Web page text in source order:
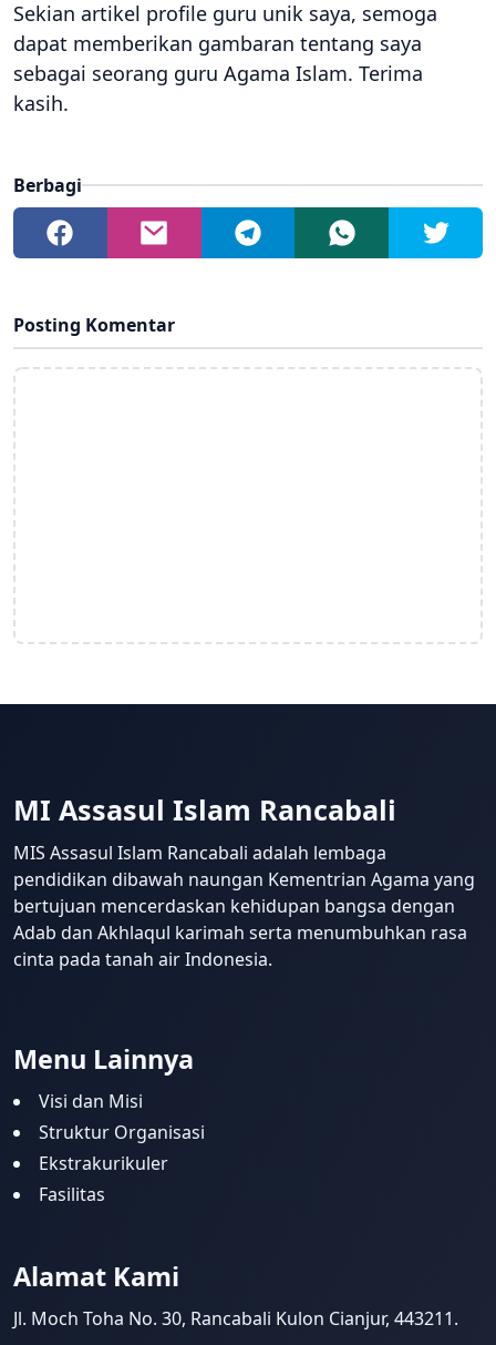
Sekian artikel profile guru unik saya, semoga
dapat memberikan gambaran tentang saya
sebagai seorang guru Agama Islam. Terima
kasih.
Berbagi
Posting Komentar
MI Assasul Islam Rancabali
MIS Assasul Islam Rancabali adalah lembaga
pendidikan dibawah naungan Kementrian Agama yang
bertujuan mencerdaskan kehidupan bangsa dengan
Adab dan Akhlaqul karimah serta menumbuhkan rasa
cinta pada tanah air Indonesia.
Menu Lainnya
Visi dan Misi
Struktur Organisasi
Ekstrakurikuler
Fasilitas
Alamat Kami
Jl. Moch Toha No. 30, Rancabali Kulon Cianjur, 443211.